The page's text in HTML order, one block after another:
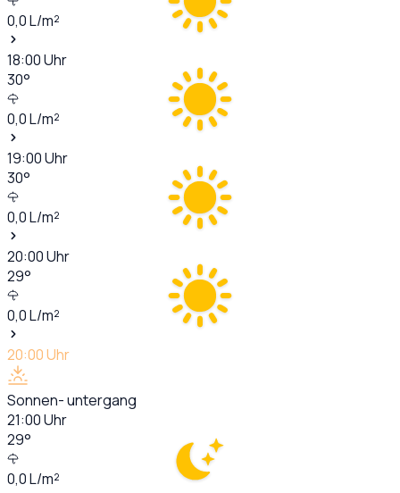
0,0L/m²
18:00Uhr
30°
0,0L/m²
19:00Uhr
30°
0,0L/m²
20:00Uhr
29°
0,0L/m²
20:00Uhr
Sonnen- untergang
21:00Uhr
29°
0,0L/m²